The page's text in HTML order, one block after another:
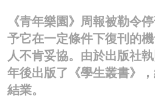
商業
科技
影片
名家榜
《青年樂園》周報被勒令
予它在一定條件下復刊的
人不肯妥協。由於出版社
年後出版了《學生叢書》
結業。